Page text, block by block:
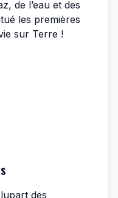
de l’eau et des
les premières
sur Terre !
des